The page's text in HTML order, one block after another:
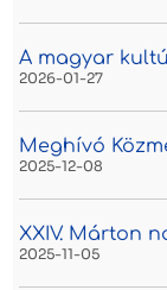
A magyar
2026-01-27
Meghívó
2025-12-08
XXIV. Márton
2025-11-05